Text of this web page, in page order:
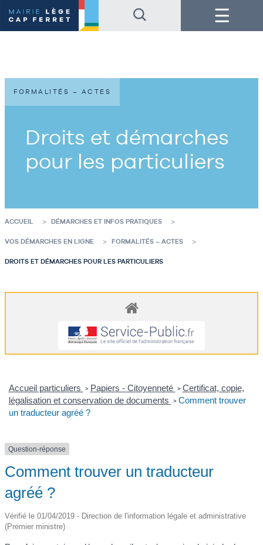
au
contenu
de
au
pied
de
Menu
Droits et démarches
pour les particuliers
FORMALITÉS – ACTES
ACCUEIL DÉMARCHES ET INFOS PRATIQUES
VOS DÉMARCHES EN LIGNE FORMALITÉS – ACTES
DROITS ET DÉMARCHES POUR LES PARTICULIERS
Accueil particuliers > Papiers - Citoyenneté > Certificat, copie,
légalisation et conservation de documents > Comment trouver
un traducteur agréé ?
Question-réponse
Comment trouver un traducteur
agréé ?
Vérifié le 01/04/2019 - Direction de l'information légale et administrative
(Premier ministre)